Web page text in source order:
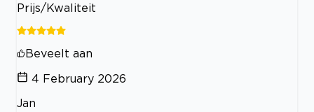
Prijs/Kwaliteit
Beveelt aan
4 February 2026
Jan